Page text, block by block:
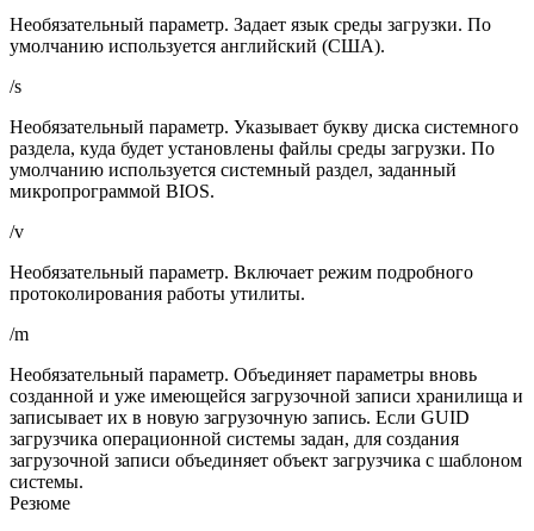
Необязательный параметр. Задает язык среды загрузки. По
умолчанию используется английский (США).
/s
Необязательный параметр. Указывает букву диска системного
раздела, куда будет установлены файлы среды загрузки. По
умолчанию используется системный раздел, заданный
микропрограммой BIOS.
/v
Необязательный параметр. Включает режим подробного
протоколирования работы утилиты.
/m
Необязательный параметр. Объединяет параметры вновь
созданной и уже имеющейся загрузочной записи хранилища и
записывает их в новую загрузочную запись. Если GUID
загрузчика операционной системы задан, для создания
загрузочной записи объединяет объект загрузчика с шаблоном
системы.
Резюме